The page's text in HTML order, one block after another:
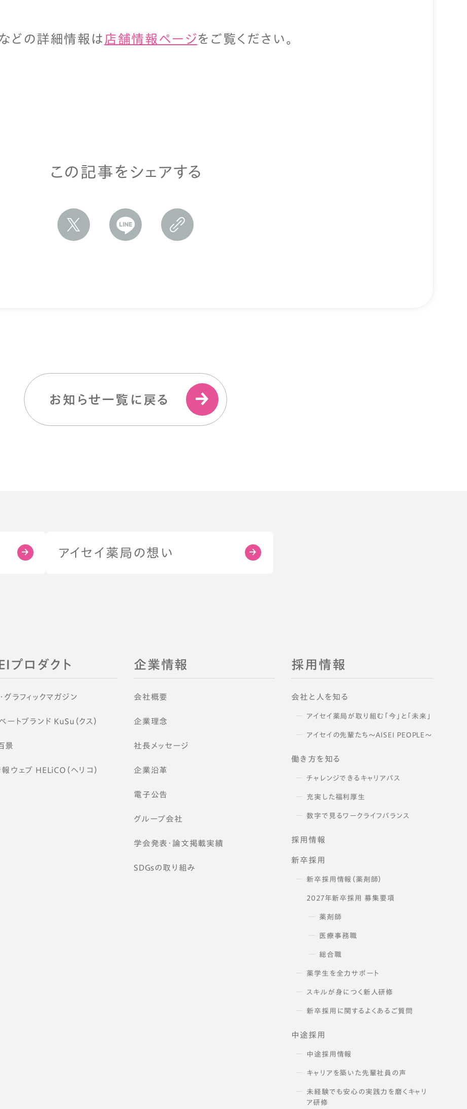
どの詳細情報は 店舗情報ページをご覧ください。
この記事をシェアする
お知らせ一覧に戻る
アイセイ薬局の想い
プロダクト
グラフィックマガジン
ートブランド KuSu（クス）
景
ウェブ HELiCO（ヘリコ）
企業情報
会社概要
企業理念
社長メッセージ
企業沿革
電子公告
グループ会社
学会発表・論文掲載実績
SDGsの取り組み
採用情報
会社と人を知る
アイセイ薬局が取り組む「今」と「未来」
アイセイの先輩たち～AISEI PEOPLE～
働き方を知る
チャレンジできるキャリアパス
充実した福利厚生
数字で見るワークライフバランス
採用情報
新卒採用
新卒採用情報（薬剤師）
2027年新卒採用 募集要項
薬剤師
医療事務職
総合職
薬学生を全力サポート
スキルが身につく新人研修
新卒採用に関するよくあるご質問
中途採用
中途採用情報
キャリアを築いた先輩社員の声
未経験でも安心の実践力を磨くキャリ
ア研修